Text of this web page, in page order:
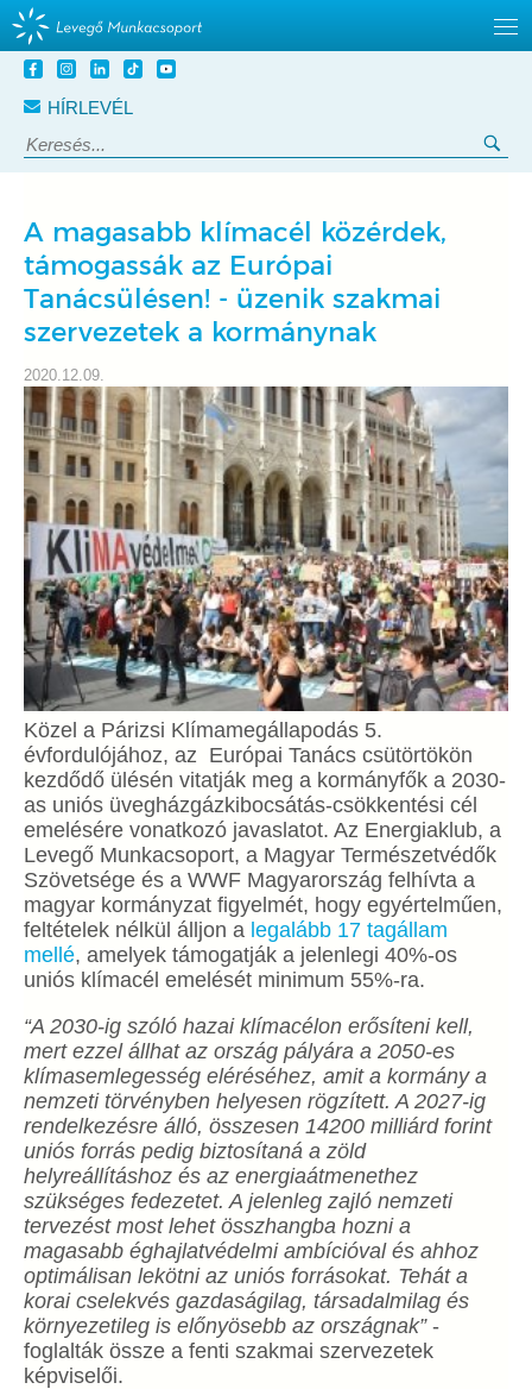
Tovább
tartalomra
HÍRLEVÉL
Keresés:
A magasabb klímacél közérdek,
támogassák az Európai
Tanácsülésen! - üzenik szakmai
szervezetek a kormánynak
2020.12.09.
Közel a Párizsi Klímamegállapodás 5.
évfordulójához, az Európai Tanács csütörtökön
kezdődő ülésén vitatják meg a kormányfők a 2030-
as uniós üvegházgázkibocsátás-csökkentési cél
emelésére vonatkozó javaslatot. Az Energiaklub, a
Levegő Munkacsoport, a Magyar Természetvédők
Szövetsége és a WWF Magyarország felhívta a
magyar kormányzat figyelmét, hogy egyértelműen,
feltételek nélkül álljon a legalább 17 tagállam
mellé, amelyek támogatják a jelenlegi 40%-os
uniós klímacél emelését minimum 55%-ra.
“A 2030-ig szóló hazai klímacélon erősíteni kell,
mert ezzel állhat az ország pályára a 2050-es
klímasemlegesség eléréséhez, amit a kormány a
nemzeti törvényben helyesen rögzített. A 2027-ig
rendelkezésre álló, összesen 14200 milliárd forint
uniós forrás pedig biztosítaná a zöld
helyreállításhoz és az energiaátmenethez
szükséges fedezetet. A jelenleg zajló nemzeti
tervezést most lehet összhangba hozni a
magasabb éghajlatvédelmi ambícióval és ahhoz
optimálisan lekötni az uniós forrásokat. Tehát a
korai cselekvés gazdaságilag, társadalmilag és
környezetileg is előnyösebb az országnak”-
foglalták össze a fenti szakmai szervezetek
képviselői.